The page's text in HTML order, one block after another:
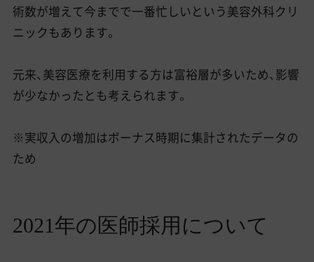
術数が増えて今までで一番忙しいという美容外科クリ
ニックもあります。
元来、美容医療を利用する方は富裕層が多いため、影響
が少なかったとも考えられます。
※実収入の増加はボーナス時期に集計されたデータの
ため
2021年の医師採用について